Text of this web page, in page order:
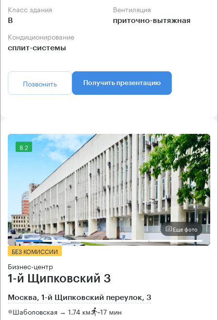
Класс здания
B
Вентиляция
приточно-вытяжная
Кондиционирование
сплит-системы
Позвонить Получить презентацию
8.2
Еще фото
БЕЗ КОМИССИИ
Бизнес-центр
1-й Щипковский 3
Москва, 1-й Щипковский переулок, 3
Шаболовская → 1.74 км ~17 мин